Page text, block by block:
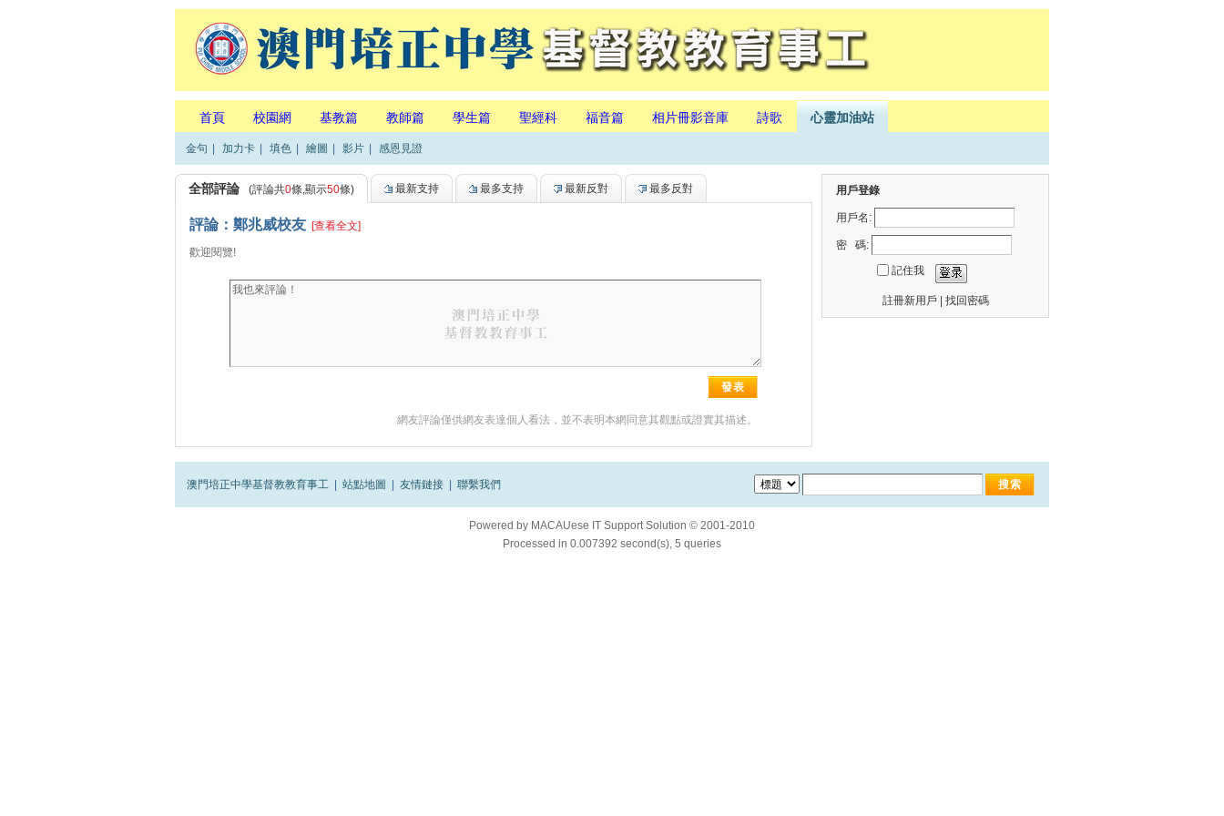
首頁 校園網 基教篇 教師篇 學生篇 聖經科 福音篇 相片冊影音庫 詩歌 心靈加油站
金句 加力卡 填色 繪圖 影片 感恩見證
全部評論 (評論共0條,顯示50條) 最新支持 最多支持 最新反對 最多反對
評論：鄭兆威校友 [查看全文]
歡迎閱覽!
網友評論僅供網友表達個人看法，並不表明本網同意其觀點或證實其描述。
用戶登錄
用戶名:
密 碼:
記住我
註冊新用戶 找回密碼
澳門培正中學基督教教育事工 站點地圖 友情鏈接 聯繫我們
Powered by MACAUese IT Support Solution © 2001-2010
Processed in 0.007392 second(s), 5 queries